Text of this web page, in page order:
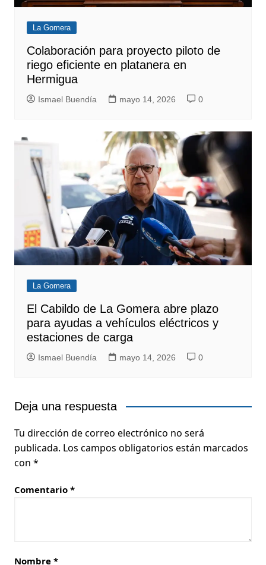
La Gomera
Colaboración para proyecto piloto de
riego eficiente en platanera en
Hermigua
Ismael Buendía mayo 14, 2026 0
La Gomera
El Cabildo de La Gomera abre plazo
para ayudas a vehículos eléctricos y
estaciones de carga
Ismael Buendía mayo 14, 2026 0
Deja una respuesta
Tu dirección de correo electrónico no será
publicada. Los campos obligatorios están marcados
con *
Comentario *
Nombre *